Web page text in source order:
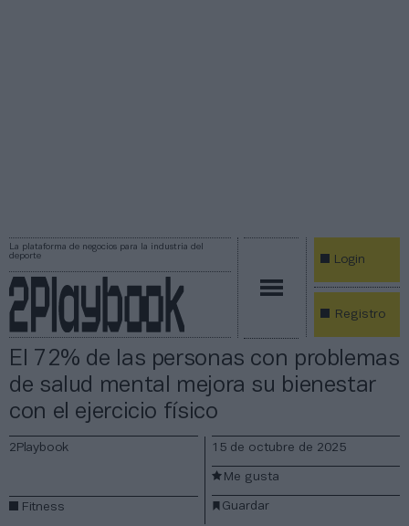
La plataforma de negocios para la industria del
deporte
Login
Registro
El 72% de las personas con problemas
de salud mental mejora su bienestar
con el ejercicio físico
2Playbook
Fitness
15 de octubre de 2025
Guardar
Me gusta